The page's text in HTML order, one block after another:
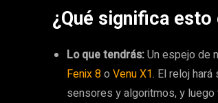
¿Qué significa
Lo que tendrás:Un espejo de
Fenix 8o Venu X1. El reloj
sensores y algoritmos, y